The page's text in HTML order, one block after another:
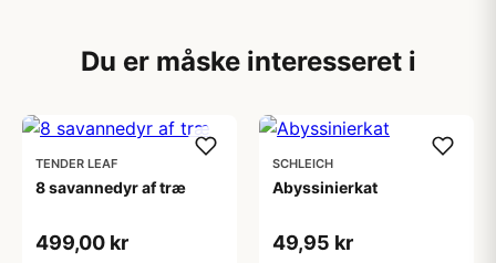
Du er måske interesseret i
TENDER LEAF
8 savannedyr af træ
499,00 kr
SCHLEICH
Abyssinierkat
49,95 kr